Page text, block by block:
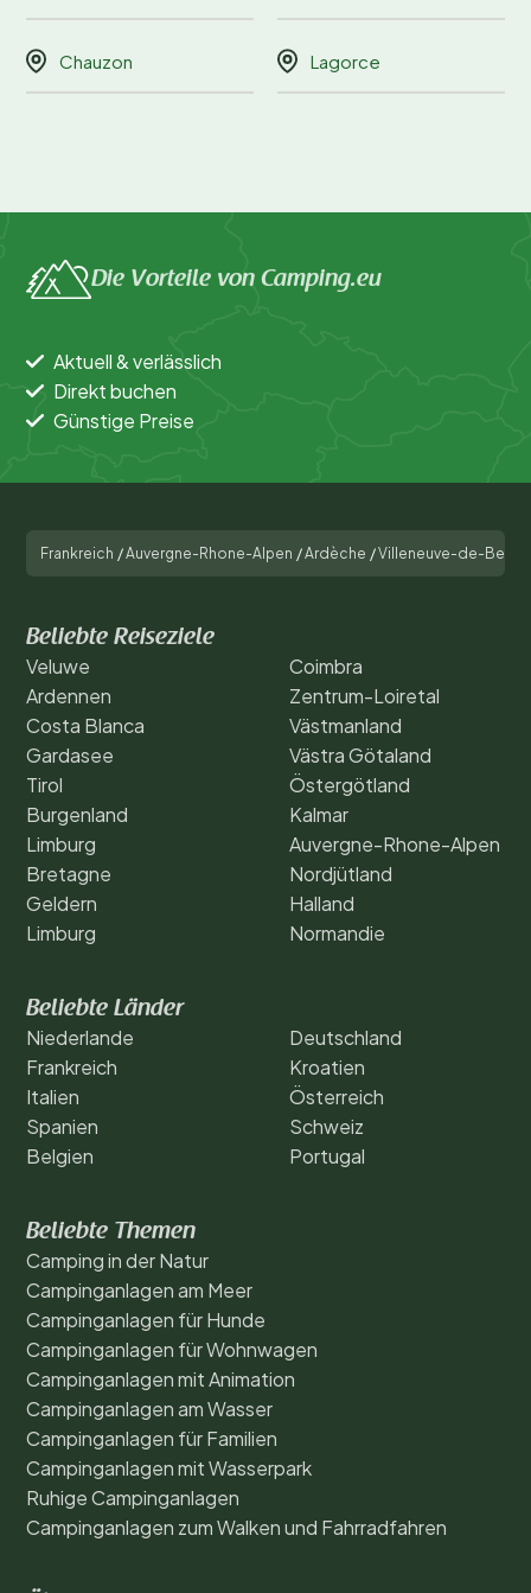
Chauzon Lagorce
Die Vorteile von Camping.eu
Aktuell & verlässlich
Direkt buchen
Günstige Preise
Frankreich /Auvergne-Rhone-Alpen /Ardèche /Villeneuve-de-Berg
Beliebte Reiseziele
Veluwe
Ardennen
Costa Blanca
Gardasee
Tirol
Burgenland
Limburg
Bretagne
Geldern
Limburg
Coimbra
Zentrum-Loiretal
Västmanland
Västra Götaland
Östergötland
Kalmar
Auvergne-Rhone-Alpen
Nordjütland
Halland
Normandie
Beliebte Länder
Niederlande
Frankreich
Italien
Spanien
Belgien
Deutschland
Kroatien
Österreich
Schweiz
Portugal
Beliebte Themen
Camping in der Natur
Campinganlagen am Meer
Campinganlagen für Hunde
Campinganlagen für Wohnwagen
Campinganlagen mit Animation
Campinganlagen am Wasser
Campinganlagen für Familien
Campinganlagen mit Wasserpark
Ruhige Campinganlagen
Campinganlagen zum Walken und Fahrradfahren